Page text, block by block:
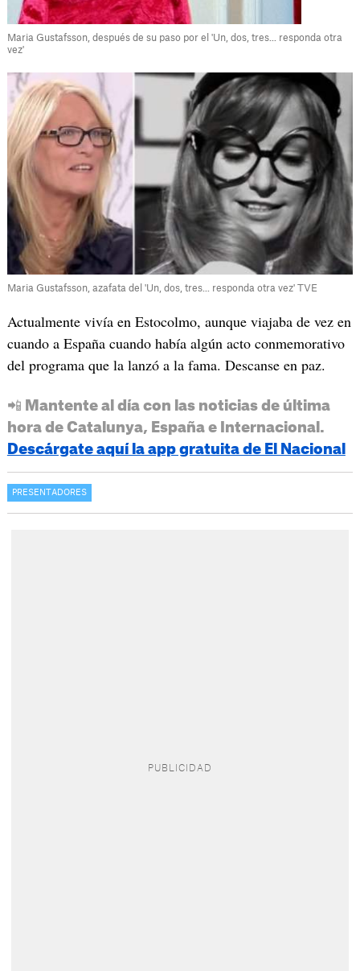
Maria Gustafsson, después de su paso por el 'Un, dos, tres... responda otra
vez'
Maria Gustafsson, azafata del 'Un, dos, tres... responda otra vez' TVE
Actualmente vivía en Estocolmo, aunque viajaba de vez en
cuando a España cuando había algún acto conmemorativo
del programa que la lanzó a la fama. Descanse en paz.
📲 Mantente al día con las noticias de última
hora de Catalunya, España e Internacional.
Descárgate aquí la app gratuita de El Nacional
PRESENTADORES